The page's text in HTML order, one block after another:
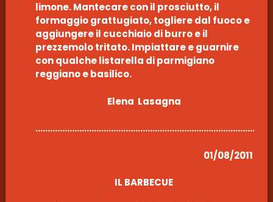
limone. Mantecare con il prosciutto, il
formaggio grattugiato, togliere dal fuoco e
aggiungere il cucchiaio di burro e il
prezzemolo tritato. Impiattare e guarnire
con qualche listarella di parmigiano
reggiano e basilico.
Elena Lasagna
01/08/2011
IL BARBECUE